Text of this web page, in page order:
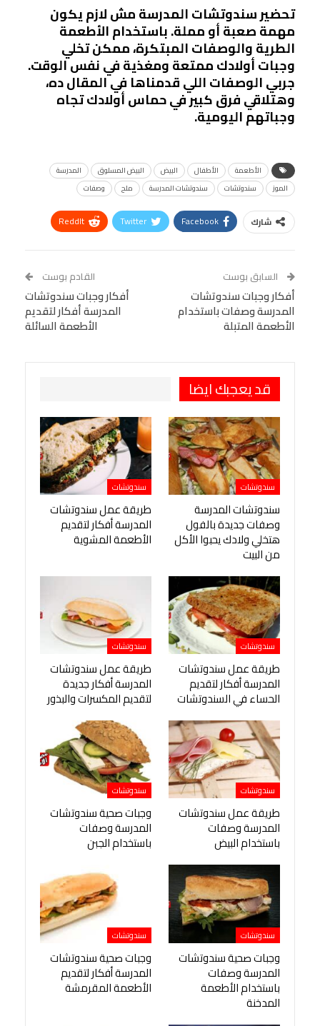
تحضير سندوتشات المدرسة مش لازم يكون
مهمة صعبة أو مملة. باستخدام الأطعمة
الطرية والوصفات المبتكرة، ممكن تخلي
وجبات أولادك ممتعة ومغذية في نفس الوقت.
جربي الوصفات اللي قدمناها في المقال ده،
وهتلاقي فرق كبير في حماس أولادك تجاه
وجباتهم اليومية.
الأطعمة الأطفال البيض البيض المسلوق
المدرسة
الموز
سندوتشات سندوتشات المدرسة ملح وصفات
شارك Facebook
Twitter
ReddIt
Tumblr
البريد الإلكتروني
VK
Digg
LINE
BlackBerry
Viber
السابق بوست
أفكار وجبات سندوتشات
المدرسة وصفات باستخدام
الأطعمة المتبلة
القادم بوست
أفكار وجبات سندوتشات
المدرسة أفكار لتقديم
الأطعمة السائلة
قد يعجبك ايضا
سندوتشات
سندوتشات المدرسة
وصفات جديدة بالفول
هتخلي ولادك يحبوا الأكل
من البيت
سندوتشات
طريقة عمل سندوتشات
المدرسة أفكار لتقديم
الأطعمة المشوية
سندوتشات
طريقة عمل سندوتشات
المدرسة أفكار لتقديم
الحساء في السندوتشات
سندوتشات
طريقة عمل سندوتشات
المدرسة أفكار جديدة
لتقديم المكسرات والبذور
سندوتشات
طريقة عمل سندوتشات
المدرسة وصفات
باستخدام البيض
سندوتشات
وجبات صحية سندوتشات
المدرسة وصفات
باستخدام الجبن
سندوتشات
وجبات صحية سندوتشات
المدرسة وصفات
باستخدام الأطعمة
المدخنة
سندوتشات
وجبات صحية سندوتشات
المدرسة أفكار لتقديم
الأطعمة المقرمشة